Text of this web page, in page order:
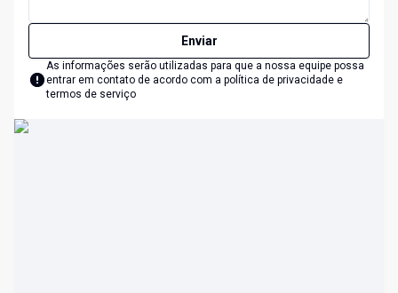
Enviar
As informações serão utilizadas para que a nossa equipe possa
entrar em contato de acordo com a política de privacidade e
termos de serviço